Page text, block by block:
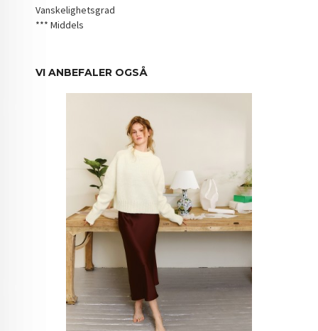
Vanskelighetsgrad
*** Middels
VI ANBEFALER OGSÅ